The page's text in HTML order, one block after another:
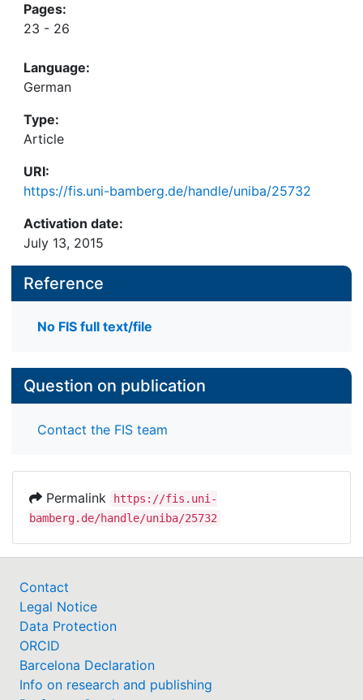
Pages:
23 - 26
Language:
German
Type:
Article
URI:
https://fis.uni-bamberg.de/handle/uniba/25732
Activation date:
July 13, 2015
Reference
No FIS full text/file
Question on publication
Contact the FIS team
Permalink
https://fis.uni-
bamberg.de/handle/uniba/25732
Contact
Legal Notice
Data Protection
ORCID
Barcelona Declaration
Info on research and publishing